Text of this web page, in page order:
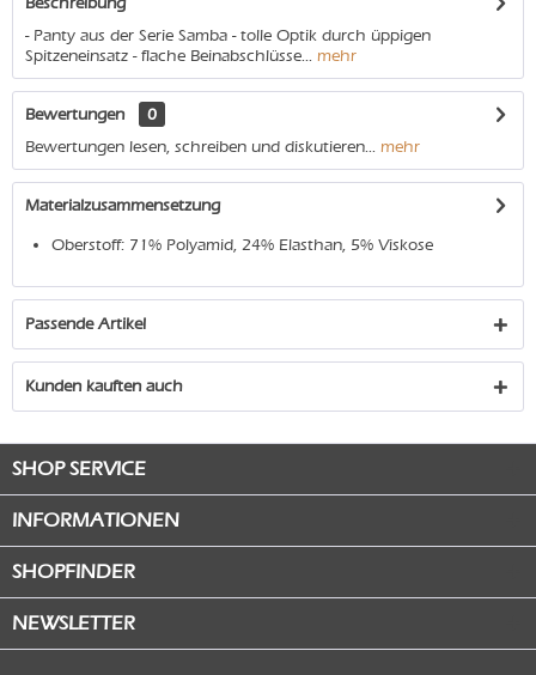
- Panty aus der Serie Samba - tolle Optik durch üppigen
Spitzeneinsatz - flache Beinabschlüsse... mehr
Bewertungen
0
Bewertungen lesen, schreiben und diskutieren... mehr
Materialzusammensetzung
Oberstoff: 71% Polyamid, 24% Elasthan, 5% Viskose
Passende Artikel
Kunden kauften auch
SHOP SERVICE
INFORMATIONEN
SHOPFINDER
NEWSLETTER